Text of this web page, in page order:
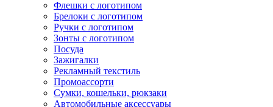
Флешки с логотипом
Брелоки с логотипом
Ручки с логотипом
Зонты с логотипом
Посуда
Зажигалки
Рекламный текстиль
Промоассорти
Сумки, кошельки, рюкзаки
Автомобильные аксессуары